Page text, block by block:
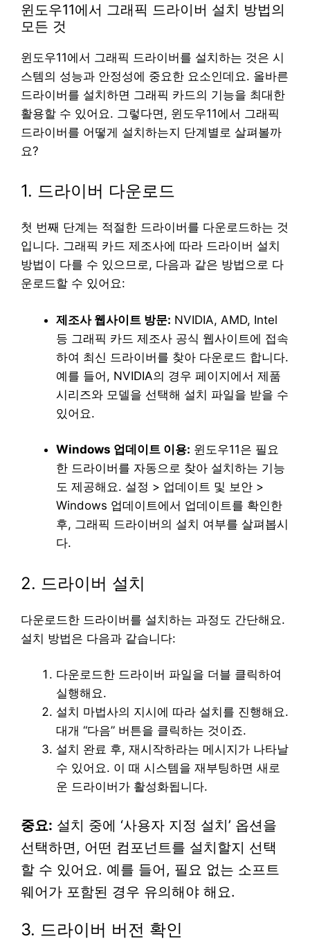
윈도우11에서 그래픽 드라이버 설치 방법의
모든 것
윈도우11에서 그래픽 드라이버를 설치하는 것은 시
스템의 성능과 안정성에 중요한 요소인데요. 올바른
드라이버를 설치하면 그래픽 카드의 기능을 최대한
활용할 수 있어요. 그렇다면, 윈도우11에서 그래픽
드라이버를 어떻게 설치하는지 단계별로 살펴볼까
요?
1. 드라이버 다운로드
첫 번째 단계는 적절한 드라이버를 다운로드하는 것
입니다. 그래픽 카드 제조사에 따라 드라이버 설치
방법이 다를 수 있으므로, 다음과 같은 방법으로 다
운로드할 수 있어요:
제조사 웹사이트 방문: NVIDIA, AMD, Intel
등 그래픽 카드 제조사 공식 웹사이트에 접속
하여 최신 드라이버를 찾아 다운로드 합니다.
예를 들어, NVIDIA의 경우 페이지에서 제품
시리즈와 모델을 선택해 설치 파일을 받을 수
있어요.
Windows 업데이트 이용: 윈도우11은 필요
한 드라이버를 자동으로 찾아 설치하는 기능
도 제공해요. 설정 > 업데이트 및 보안 >
Windows 업데이트에서 업데이트를 확인한
후, 그래픽 드라이버의 설치 여부를 살펴봅시
다.
2. 드라이버 설치
다운로드한 드라이버를 설치하는 과정도 간단해요.
설치 방법은 다음과 같습니다:
다운로드한 드라이버 파일을 더블 클릭하여
실행해요.
설치 마법사의 지시에 따라 설치를 진행해요.
대개 “다음” 버튼을 클릭하는 것이죠.
설치 완료 후, 재시작하라는 메시지가 나타날
수 있어요. 이 때 시스템을 재부팅하면 새로
운 드라이버가 활성화됩니다.
중요: 설치 중에 ‘사용자 지정 설치’ 옵션을
선택하면, 어떤 컴포넌트를 설치할지 선택
할 수 있어요. 예를 들어, 필요 없는 소프트
웨어가 포함된 경우 유의해야 해요.
3. 드라이버 버전 확인